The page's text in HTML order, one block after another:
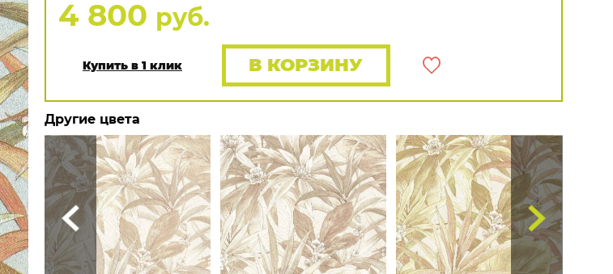
ПОКАЗАТЬ ВСЕ ОБОИ
4 800 руб.
Купить в 1 клик В КОРЗИНУ
Другие цвета